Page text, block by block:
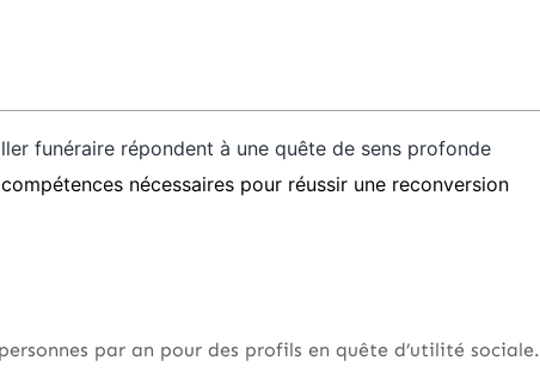
funéraire répondent à une quête de sens profonde
nécessaires pour réussir une reconversion
par an pour des profils en quête d’utilité sociale.